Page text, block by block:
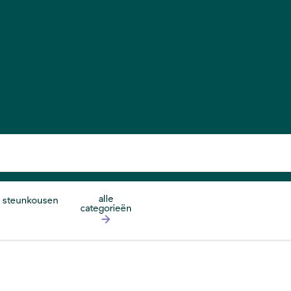
steunkousen
alle
categorieën